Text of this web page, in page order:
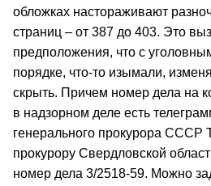
обложках настораживают
страниц – от 387 до 403. Это
предположения, что с
порядке, что-то изымали,
скрыть. Причем номер дела на
в надзорном деле есть
генерального прокурора СССР
прокурору Свердловской
номер дела 3/2518-59. Можно